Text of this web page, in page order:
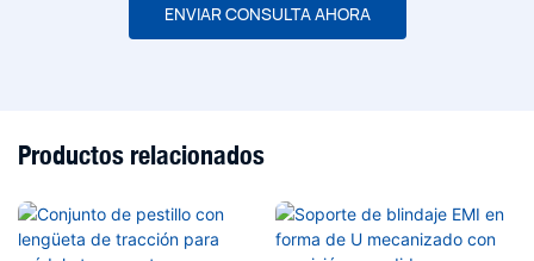
ENVIAR CONSULTA AHORA
Productos relacionados